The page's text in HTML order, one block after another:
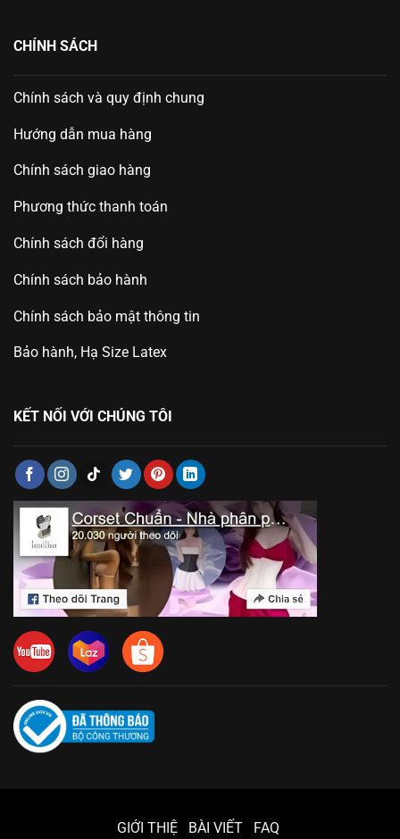
CHÍNH SÁCH
Chính sách và quy định chung
Hướng dẫn mua hàng
Chính sách giao hàng
Phương thức thanh toán
Chính sách đổi hàng
Chính sách bảo hành
Chính sách bảo mật thông tin
Bảo hành, Hạ Size Latex
KẾT NỐI VỚI CHÚNG TÔI
GIỚI THIỆ BÀI VIẾT FAQ